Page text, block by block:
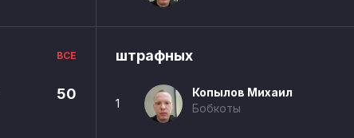
ВСЕ
50
штрафных
1
Копылов Михаил
Бобкоты